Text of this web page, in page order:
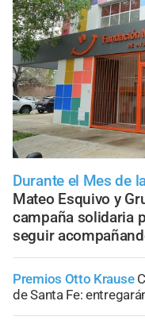
Durante el Mes de
Mateo Esquivo y
campaña solidaria
seguir
Premios Otto Krause
de Santa Fe: